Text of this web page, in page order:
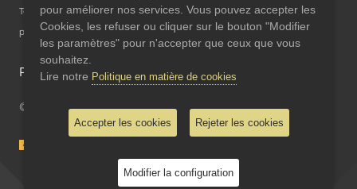
Téléphone mobile: 696 842 981
piedraland@piedraland.com
Politique en matière de cookies
© Copyright2026Piedraland, S.L.
pour améliorer nos services. Vous pouvez accepter les
Cookies, les refuser ou cliquer sur le bouton "Modifier
les paramètres" pour n'accepter que ceux que vous
souhaitez.
Lire notre Politique en matière de cookies
Accepter les cookies Rejeter les cookies
Modifier la configuration